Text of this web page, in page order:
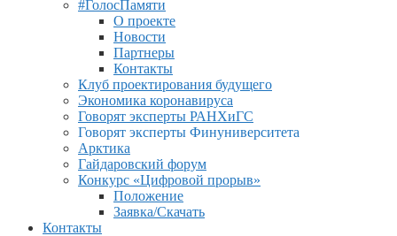
#ГолосПамяти
О проекте
Новости
Партнеры
Контакты
Клуб проектирования будущего
Экономика коронавируса
Говорят эксперты РАНХиГС
Говорят эксперты Финуниверситета
Арктика
Гайдаровский форум
Конкурс «Цифровой прорыв»
Положение
Заявка/Скачать
Контакты